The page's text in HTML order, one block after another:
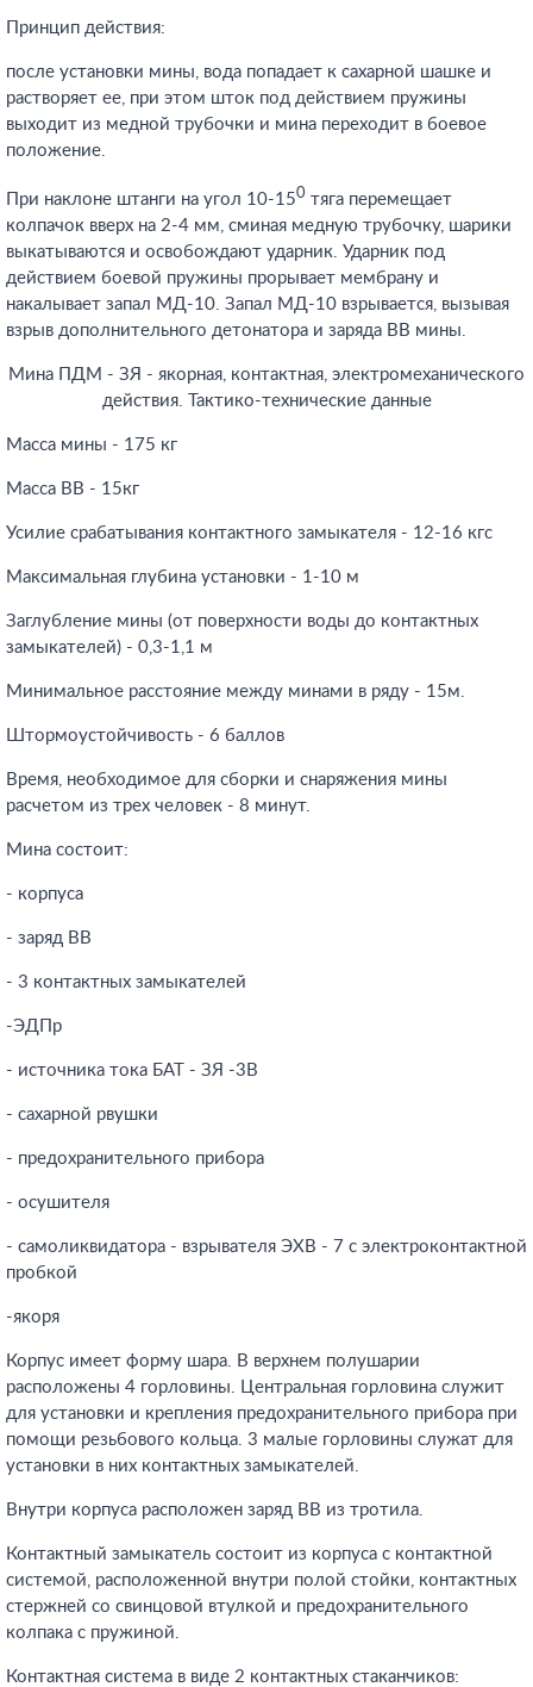
Принцип действия:
после установки мины, вода попадает к сахарной шашке и
растворяет ее, при этом шток под действием пружины
выходит из медной трубочки и мина переходит в боевое
положение.
При наклоне штанги на угол 10-150 тяга перемещает
колпачок вверх на 2-4 мм, сминая медную трубочку, шарики
выкатываются и освобождают ударник. Ударник под
действием боевой пружины прорывает мембрану и
накалывает запал МД-10. Запал МД-10 взрывается, вызывая
взрыв дополнительного детонатора и заряда ВВ мины.
Мина ПДМ - ЗЯ - якорная, контактная, электромеханического
действия. Тактико-технические данные
Масса мины - 175 кг
Масса ВВ - 15кг
Усилие срабатывания контактного замыкателя - 12-16 кгс
Максимальная глубина установки - 1-10 м
Заглубление мины (от поверхности воды до контактных
замыкателей) - 0,3-1,1 м
Минимальное расстояние между минами в ряду - 15м.
Штормоустойчивость - 6 баллов
Время, необходимое для сборки и снаряжения мины
расчетом из трех человек - 8 минут.
Мина состоит:
- корпуса
- заряд ВВ
- 3 контактных замыкателей
-ЭДПр
- источника тока БАТ - ЗЯ -3В
- сахарной рвушки
- предохранительного прибора
- осушителя
- самоликвидатора - взрывателя ЭХВ - 7 с электроконтактной
пробкой
-якоря
Корпус имеет форму шара. В верхнем полушарии
расположены 4 горловины. Центральная горловина служит
для установки и крепления предохранительного прибора при
помощи резьбового кольца. 3 малые горловины служат для
установки в них контактных замыкателей.
Внутри корпуса расположен заряд ВВ из тротила.
Контактный замыкатель состоит из корпуса с контактной
системой, расположенной внутри полой стойки, контактных
стержней со свинцовой втулкой и предохранительного
колпака с пружиной.
Контактная система в виде 2 контактных стаканчиков: